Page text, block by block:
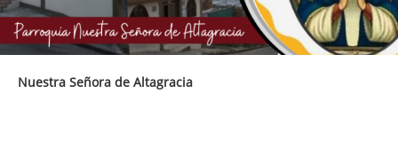
Nuestra Señora de Altagracia